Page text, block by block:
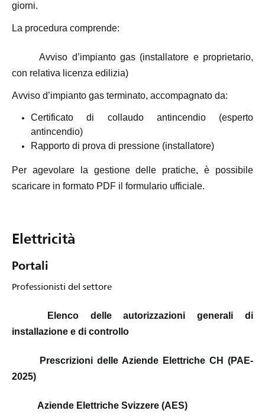
giorni.
La procedura comprende:
Avviso d’impianto gas (installatore e proprietario,
con relativa licenza edilizia)
Avviso d’impianto gas terminato, accompagnato da:
Certificato di collaudo antincendio (esperto
antincendio)
Rapporto di prova di pressione (installatore)
Per agevolare la gestione delle pratiche, è possibile
scaricare in formato PDF il formulario ufficiale.
Elettricità
Portali
Professionisti del settore
Elenco delle autorizzazioni generali di
installazione e di controllo
Prescrizioni delle Aziende Elettriche CH (PAE-
2025)
Aziende Elettriche Svizzere (AES)